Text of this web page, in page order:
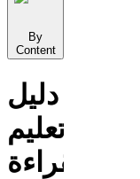
By
Content
دليل
تعليم
القراءة